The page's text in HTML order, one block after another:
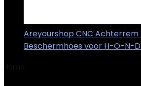
Areyourshop CNC Achterrem
Beschermhoes voor H-O-N-